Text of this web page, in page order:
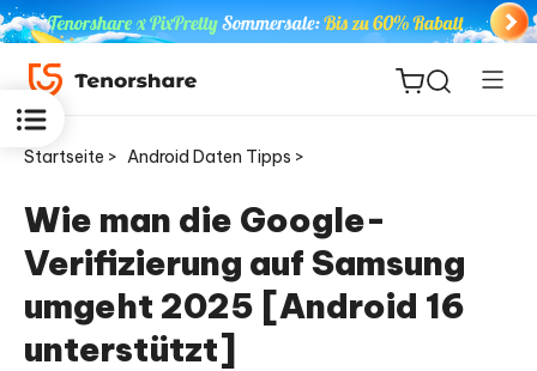
ReiBoot
for iOS
PDNob
Startseite > Android Daten Tipps >
Wie man die Google-
Verifizierung auf Samsung
umgeht 2025 [Android 16
unterstützt]